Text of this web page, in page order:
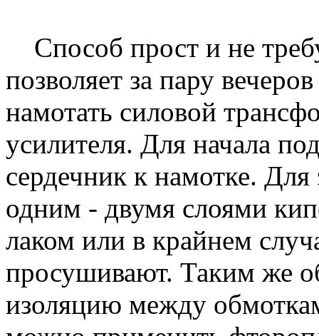
Способ прост и не
позволяет за пару
намотать силовой
усилителя. Для начала
сердечник к намотке.
одним - двумя слоями
лаком или в крайнем
просушивают. Таким же
изоляцию между